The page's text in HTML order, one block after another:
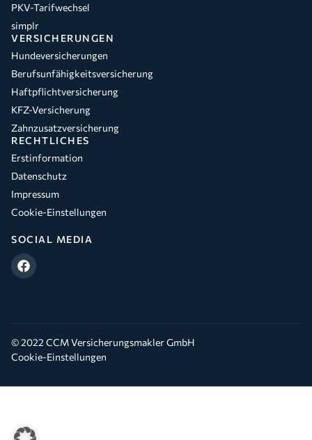
PKV-Tarifwechsel
simplr
VERSICHERUNGEN
Hundeversicherungen
Berufsunfähigkeitsversicherung
Haftpflichtversicherung
KFZ-Versicherung
Zahnzusatzversicherung
RECHTLICHES
Erstinformation
Datenschutz
Impressum
Cookie-Einstellungen
SOCIAL MEDIA
© 2022 CCM Versicherungsmakler GmbH
Cookie-Einstellungen